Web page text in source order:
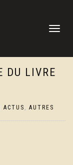
DÉPLIER
DU LIVRE
ACTUS , AUTRES